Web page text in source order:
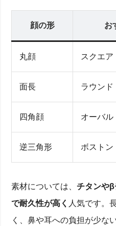
顔の形 お
丸顔 スクエア
面長 ラウンド
四角顔 オーバル
逆三角形 ボストン
素材については、チタンや
で耐久性が高く 人気です。
く、鼻や耳への負担が少な